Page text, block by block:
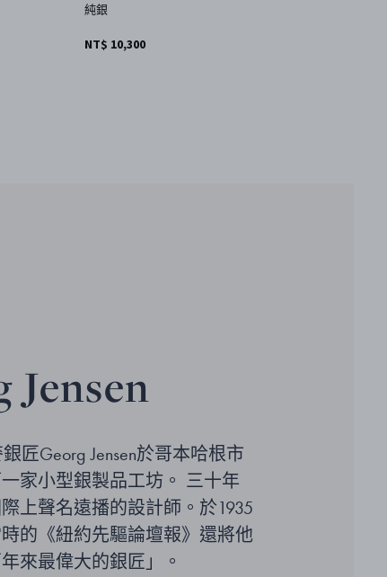
純銀
NT$ 10,300
Jensen
匠Georg Jensen於哥本哈根市
家小型銀製品工坊。 三十年
上聲名遠播的設計師。於1935
的《紐約先驅論壇報》還將他
來最偉大的銀匠」。